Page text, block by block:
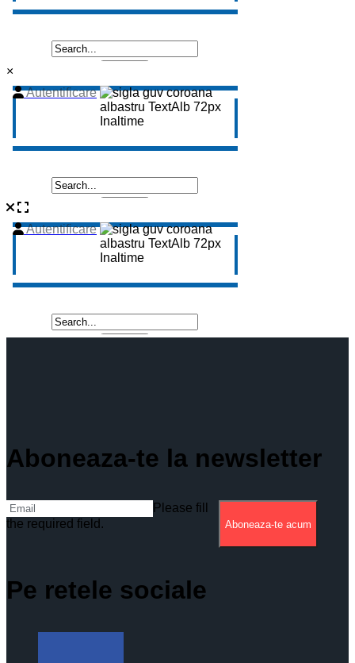
×
Aboneaza-te la newsletter
Please fill
the required field.
Aboneaza-te acum
Pe retele sociale